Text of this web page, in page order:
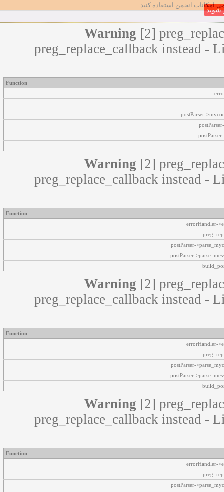
امکانات انجمن استفاده کنید.
Warning [2]
preg_replace_callback instead -
Function
postParser-
Warning [2]
preg_replace_callback instead -
Function
errorHandler-
postParser-
postParser-
Warning [2]
preg_replace_callback instead -
Function
errorHandler-
postParser-
postParser-
Warning [2]
preg_replace_callback instead -
Function
errorHandler-
postParser-